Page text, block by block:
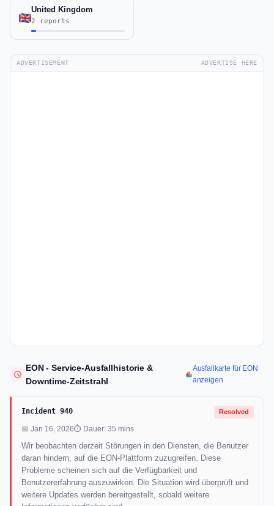
United Kingdom
2 reports
ADVERTISEMENT ADVERTISE HERE
EON - Service-Ausfallhistorie &
Downtime-Zeitstrahl
Ausfallkarte für EON
anzeigen
Incident 940 Resolved
📅 Jan 16, 2026⏱ Dauer: 35 mins
Wir beobachten derzeit Störungen in den Diensten, die Benutzer
daran hindern, auf die EON-Plattform zuzugreifen. Diese
Probleme scheinen sich auf die Verfügbarkeit und
Benutzererfahrung auszuwirken. Die Situation wird überprüft und
weitere Updates werden bereitgestellt, sobald weitere